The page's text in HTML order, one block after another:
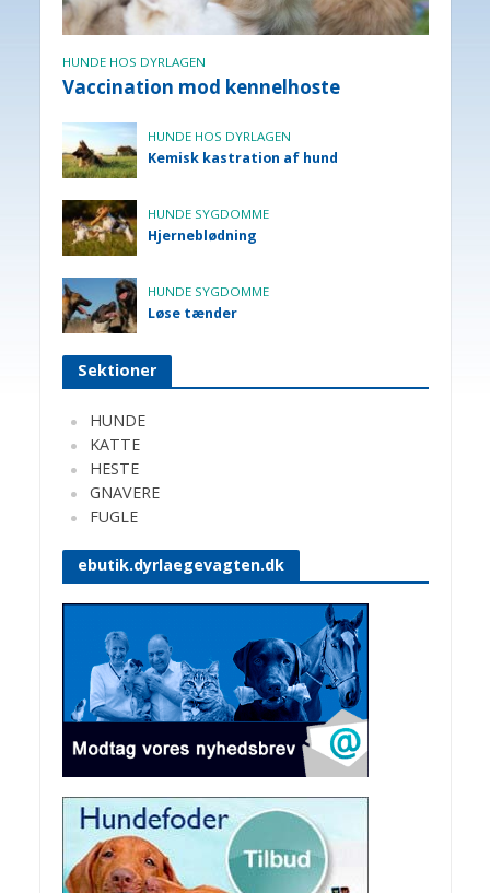
HUNDE HOS DYRLAGEN
Vaccination mod kennelhoste
HUNDE HOS DYRLAGEN
Kemisk kastration af hund
HUNDE SYGDOMME
Hjerneblødning
HUNDE SYGDOMME
Løse tænder
Sektioner
HUNDE
KATTE
HESTE
GNAVERE
FUGLE
ebutik.dyrlaegevagten.dk